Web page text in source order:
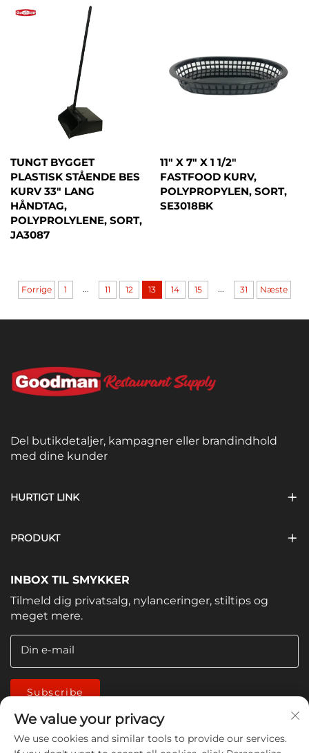
TUNGT BYGGET
PLASTISK STÅENDE BES
KURV 33" LANG
HÅNDTAG,
POLYPROLYLENE, SORT,
JA3087
11" X 7" X 1 1/2"
FASTFOOD KURV,
POLYPROPYLEN, SORT,
SE3018BK
Forrige 1 ... 11 12 13 14 15 ... 31 Næste
Del butikdetaljer, kampagner eller brandindhold
med dine kunder
HURTIGT LINK
PRODUKT
INBOX TIL SMYKKER
Tilmeld dig privatsalg, nylanceringer, stiltips og
meget mere.
Din e-mail
Subscribe
We value your privacy
We use cookies and similar tools to provide our services.